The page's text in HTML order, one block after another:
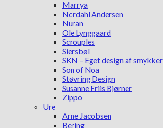
Marrya
Nordahl Andersen
Nuran
Ole Lynggaard
Scrouples
Siersbøl
SKN – Eget design af smykker
Son of Noa
Støvring Design
Susanne Friis Bjørner
Zippo
Ure
Arne Jacobsen
Bering